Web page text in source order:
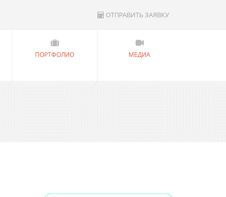
ОТПРАВИТЬ ЗАЯВКУ
ПОРТФОЛИО МЕДИА